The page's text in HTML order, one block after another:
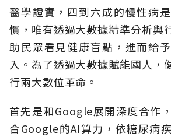
醫學證實，四到六成的慢性病
慣，唯有透過大數據精準分析與
助民眾看見健康盲點，進而給
入。為了透過大數據賦能國人，
行兩大數位革命。
首先是和Google展開深度合作
合Google的AI算力，依糖尿病